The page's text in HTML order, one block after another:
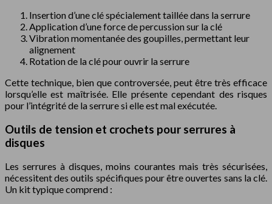
Insertion d’une clé spécialement taillée dans la serrure
Application d’une force de percussion sur la clé
Vibration momentanée des goupilles, permettant leur
alignement
Rotation de la clé pour ouvrir la serrure
Cette technique, bien que controversée, peut être très efficace
lorsqu’elle est maîtrisée. Elle présente cependant des risques
pour l’intégrité de la serrure si elle est mal exécutée.
Outils de tension et crochets pour serrures à
disques
Les serrures à disques, moins courantes mais très sécurisées,
nécessitent des outils spécifiques pour être ouvertes sans la clé.
Un kit typique comprend :